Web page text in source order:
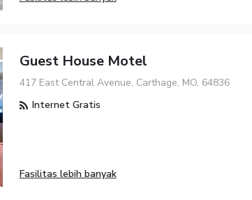
Guest House Motel
417 East Central Avenue, Carthage, MO, 64836
Internet Gratis
Fasilitas lebih banyak